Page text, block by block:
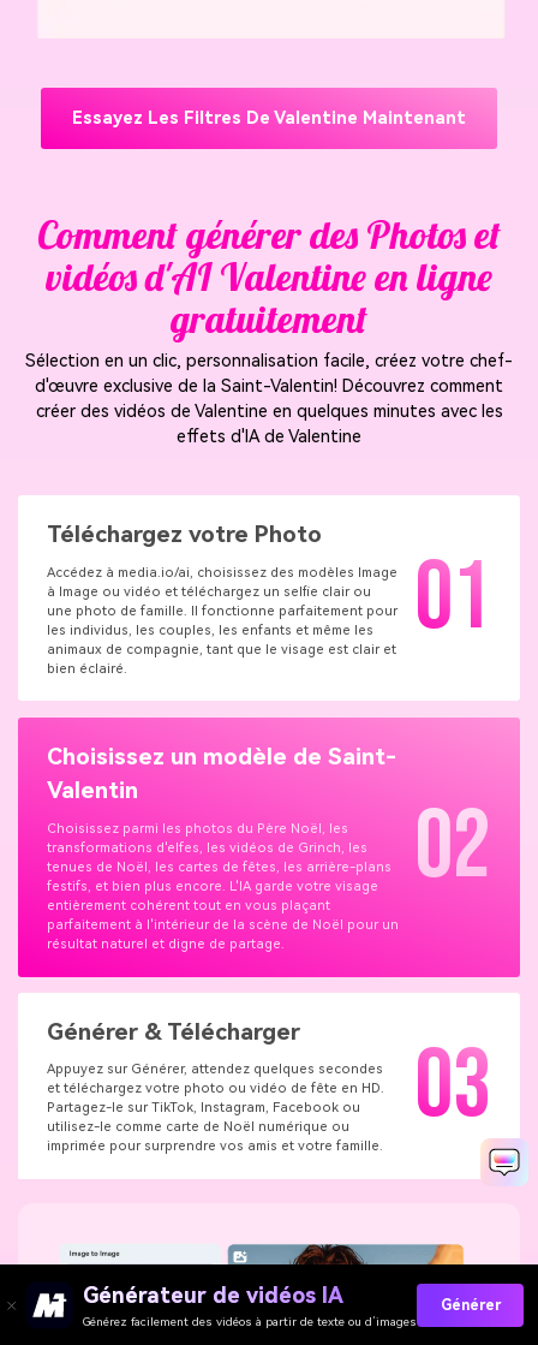
Essayez Les Filtres De Valentine Maintenant
Comment générer des Photos et
vidéos d'AI Valentine en ligne
gratuitement
Sélection en un clic, personnalisation facile, créez votre chef-
d'œuvre exclusive de la Saint-Valentin! Découvrez comment
créer des vidéos de Valentine en quelques minutes avec les
effets d'IA de Valentine
Téléchargez votre Photo
Accédez à media.io/ai, choisissez des modèles Image
à Image ou vidéo et téléchargez un selfie clair ou
une photo de famille. Il fonctionne parfaitement pour
les individus, les couples, les enfants et même les
animaux de compagnie, tant que le visage est clair et
bien éclairé.
01
Choisissez un modèle de Saint-
Valentin
Choisissez parmi les photos du Père Noël, les
transformations d'elfes, les vidéos de Grinch, les
tenues de Noël, les cartes de fêtes, les arrière-plans
festifs, et bien plus encore. L'IA garde votre visage
entièrement cohérent tout en vous plaçant
parfaitement à l'intérieur de la scène de Noël pour un
résultat naturel et digne de partage.
02
Générer & Télécharger
Appuyez sur Générer, attendez quelques secondes
et téléchargez votre photo ou vidéo de fête en HD.
Partagez-le sur TikTok, Instagram, Facebook ou
utilisez-le comme carte de Noël numérique ou
imprimée pour surprendre vos amis et votre famille.
03
Générateur de vidéos IA
Générez facilement des vidéos à partir de texte ou d’images
Générer